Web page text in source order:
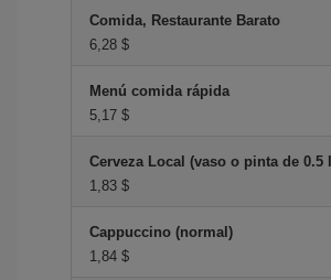
Comida, Restaurante Barato
6,28 $
Menú comida rápida
5,17 $
Cerveza Local (vaso o pinta de 0.5
1,83 $
Cappuccino (normal)
1,84 $